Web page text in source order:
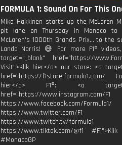
FORMULA 1: Sound On For This
Mika Hakkinen starts up the McLaren
pit lane on Thursday in Monaco to
McLaren's 1000th Grands Prix... to the
Lando Norris! 😅 For more F1®
target="_blank" href="https://
Visit">Klik hier</a> our store: <a
href="https://f1store.formula1.com/
hier</a> F1®: <a
href="https://www.instagram.com/F1
https://www.facebook.com/Formula1/
https://www.twitter.com/F1
https://www.twitch.tv/formula1
https://www.tiktok.com/@f1
#MonacoGP